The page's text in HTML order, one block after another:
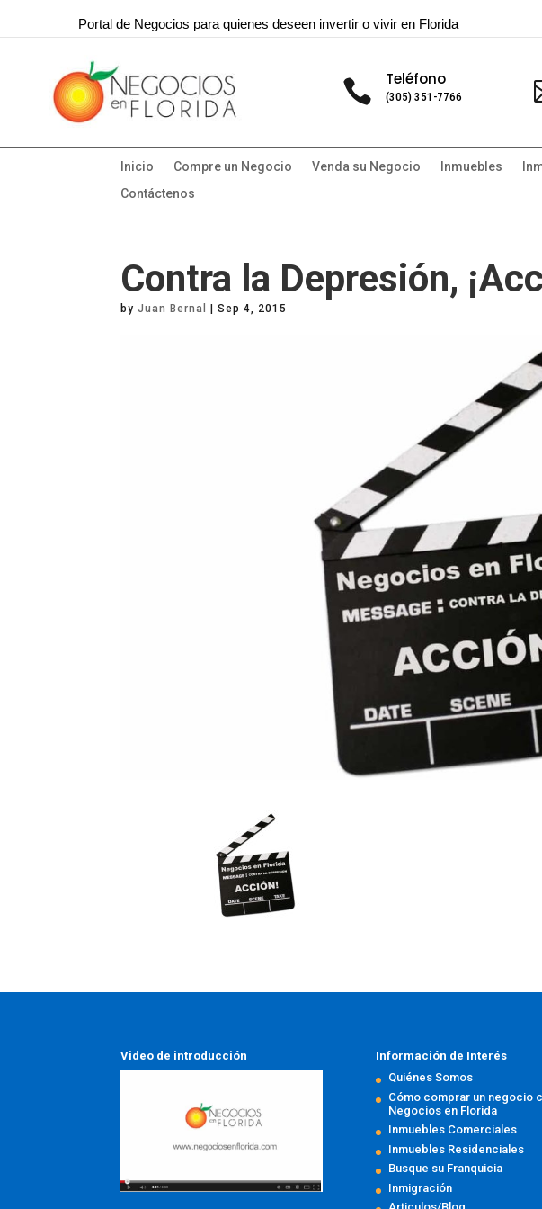
Portal de Negocios para quienes deseen invertir o vivir en Florida
 Teléfono
(305) 351-7766
Inicio Compre un Negocio Venda su Negocio Inmuebles
Contáctenos
Contra la Depresión,
byJuan Bernal |Sep 4, 2015
Video de introducción
Información de Interés
Quiénes Somos
Cómo comprar un negocio
Negocios en Florida
Inmuebles Comerciales
Inmuebles Residenciales
Busque su Franquicia
Inmigración